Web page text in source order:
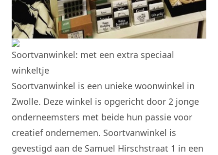
Soortvanwinkel: met een extra speciaal
winkeltje
Soortvanwinkel is een unieke woonwinkel in
Zwolle. Deze winkel is opgericht door 2 jonge
onderneemsters met beide hun passie voor
creatief ondernemen. Soortvanwinkel is
gevestigd aan de Samuel Hirschstraat 1 in een